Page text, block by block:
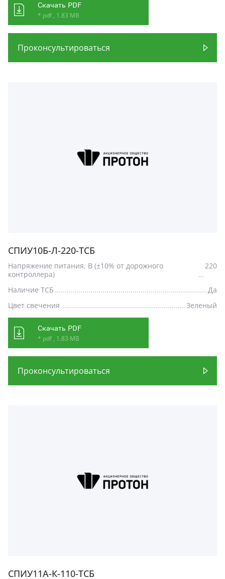
Скачать PDF
* pdf , 1.83 MB
Проконсультироваться
СПИУ10Б-Л-220-ТСБ
Напряжение питания, В (±10% от дорожного
контроллера)
220
Наличие ТСБ
Да
Цвет свечения
Зеленый
Скачать PDF
* pdf , 1.83 MB
Проконсультироваться
СПИУ11А-К-110-ТСБ